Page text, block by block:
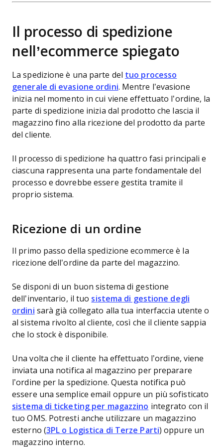
Il processo di spedizione
nell’ecommerce spiegato
La spedizione è una parte del tuo processo
generale di evasione ordini. Mentre l’evasione
inizia nel momento in cui viene effettuato l’ordine, la
parte di spedizione inizia dal prodotto che lascia il
magazzino fino alla ricezione del prodotto da parte
del cliente.
Il processo di spedizione ha quattro fasi principali e
ciascuna rappresenta una parte fondamentale del
processo e dovrebbe essere gestita tramite il
proprio sistema.
Ricezione di un ordine
Il primo passo della spedizione ecommerce è la
ricezione dell’ordine da parte del magazzino.
Se disponi di un buon sistema di gestione
dell’inventario, il tuo sistema di gestione degli
ordini sarà già collegato alla tua interfaccia utente o
al sistema rivolto al cliente, così che il cliente sappia
che lo stock è disponibile.
Una volta che il cliente ha effettuato l’ordine, viene
inviata una notifica al magazzino per preparare
l’ordine per la spedizione. Questa notifica può
essere una semplice email oppure un più sofisticato
sistema di ticketing per magazzino integrato con il
tuo OMS. Potresti anche utilizzare un magazzino
esterno (3PL o Logistica di Terze Parti) oppure un
magazzino interno.